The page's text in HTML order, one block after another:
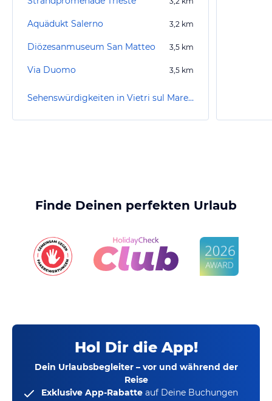
Aquädukt Salerno 3,2 km
Diözesanmuseum San Matteo 3,5 km
Via Duomo 3,5 km
Sehenswürdigkeiten in Vietri sul Mare Salerno
Finde Deinen perfekten Urlaub
Hol Dir die App!
Dein Urlaubsbegleiter – vor und während der
Reise
Exklusive App-Rabatte auf Deine Buchungen